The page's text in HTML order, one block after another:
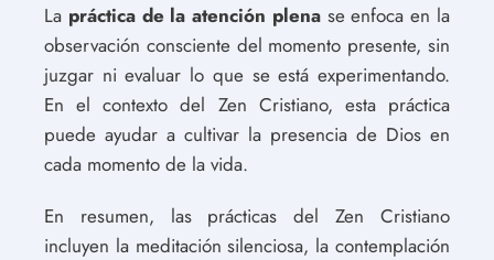
La práctica de la atención plenase enfoca en la
observación consciente del momento presente, sin
juzgar ni evaluar lo que se está experimentando.
En el contexto del Zen Cristiano, esta práctica
puede ayudar a cultivar la presencia de Dios en
cada momento de la vida.
En resumen, las prácticas del Zen Cristiano
incluyen la meditación silenciosa, la contemplación